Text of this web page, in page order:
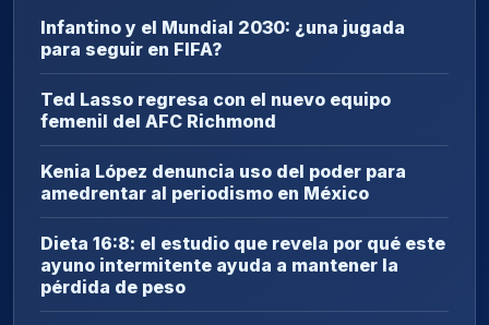
Infantino y el Mundial 2030: ¿una jugada
para seguir en FIFA?
Ted Lasso regresa con el nuevo equipo
femenil del AFC Richmond
Kenia López denuncia uso del poder para
amedrentar al periodismo en México
Dieta 16:8: el estudio que revela por qué este
ayuno intermitente ayuda a mantener la
pérdida de peso